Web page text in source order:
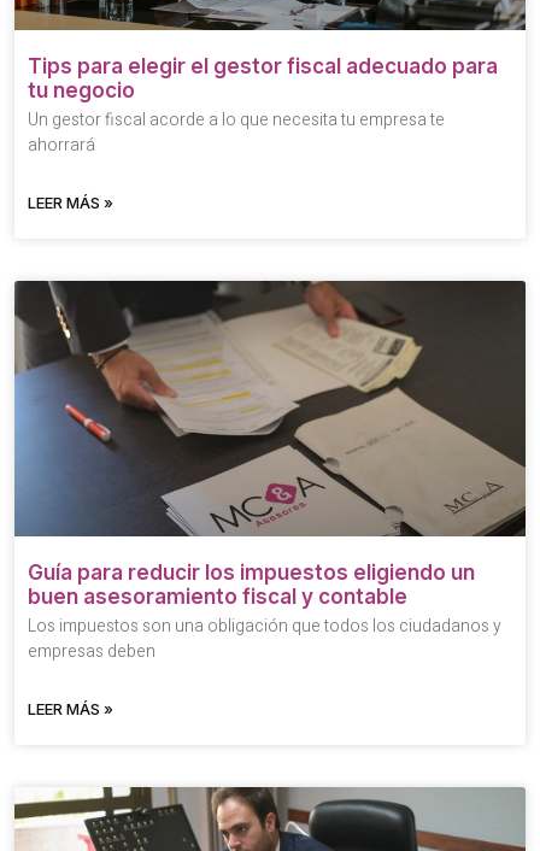
Tips para elegir el gestor fiscal adecuado para
tu negocio
Un gestor fiscal acorde a lo que necesita tu empresa te
ahorrará
LEER MÁS »
Guía para reducir los impuestos eligiendo un
buen asesoramiento fiscal y contable
Los impuestos son una obligación que todos los ciudadanos y
empresas deben
LEER MÁS »